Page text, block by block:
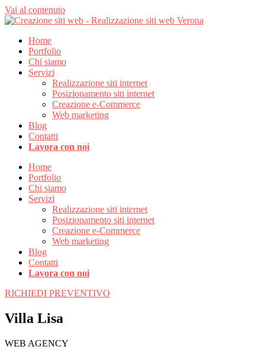
Vai al contenuto
Home
Portfolio
Chi siamo
Servizi
Realizzazione siti internet
Posizionamento siti internet
Creazione e-Commerce
Web marketing
Blog
Contatti
Lavora con noi
Home
Portfolio
Chi siamo
Servizi
Realizzazione siti internet
Posizionamento siti internet
Creazione e-Commerce
Web marketing
Blog
Contatti
Lavora con noi
RICHIEDI PREVENTIVO
Villa Lisa
WEB AGENCY